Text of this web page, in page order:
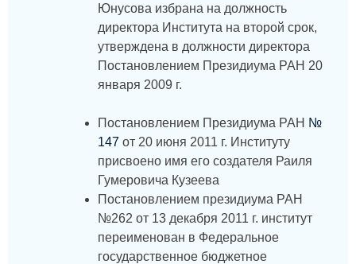
Юнусова избрана на должность
директора Института на второй срок,
утверждена в должности директора
Постановлением Президиума РАН 20
января 2009 г.
Постановлением Президиума РАН №
147 от 20 июня 2011 г. Институту
присвоено имя его создателя Раиля
Гумеровича Кузеева
Постановлением президиума РАН
№262 от 13 декабря 2011 г. институт
переименован в Федеральное
государственное бюджетное